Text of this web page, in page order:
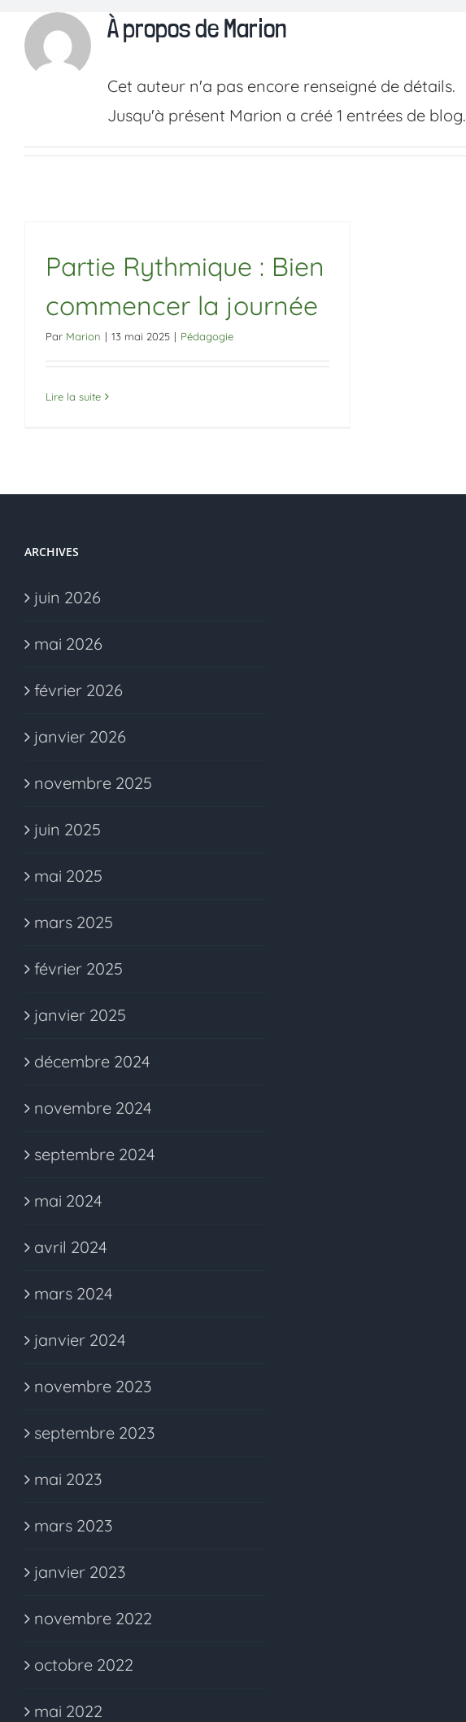
Passer
contenu
À propos deMarion
Cet auteur n'a pas encore renseigné de détails.
Jusqu'à présent Marion a créé 1 entrées de blog.
Partie Rythmique : Bien
commencer la journée
Par Marion | 13 mai 2025 | Pédagogie
Lire la suite
ARCHIVES
juin 2026
mai 2026
février 2026
janvier 2026
novembre 2025
juin 2025
mai 2025
mars 2025
février 2025
janvier 2025
décembre 2024
novembre 2024
septembre 2024
mai 2024
avril 2024
mars 2024
janvier 2024
novembre 2023
septembre 2023
mai 2023
mars 2023
janvier 2023
novembre 2022
octobre 2022
mai 2022